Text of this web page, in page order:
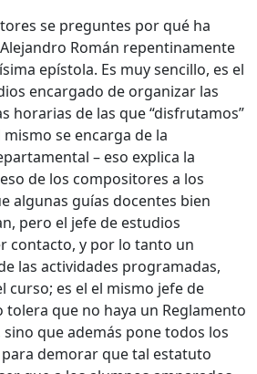
se preguntes por qué ha
Román repentinamente
epístola. Es muy sencillo, es el
encargado de organizar las
horarias de las que “disfrutamos”
mismo se encarga de la
– eso explica la
de los compositores a los
algunas guías docentes bien
pero el jefe de estudios
contacto, y por lo tanto un
las actividades programadas,
curso; es el el mismo jefe de
tolera que no haya un Reglamento
que además pone todos los
demorar que tal estatuto